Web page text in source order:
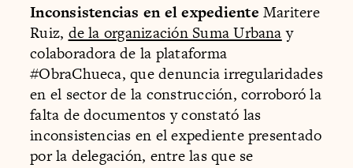
Inconsistencias en el expedienteMaritere
Ruiz, de la organización Suma Urbanay
colaboradora de la plataforma
#ObraChueca, que denuncia irregularidades
en el sector de la construcción, corroboró la
falta de documentos y constató las
inconsistencias en el expediente presentado
por la delegación, entre las que se